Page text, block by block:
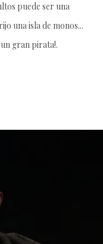
puede ser una
una isla de monos...
gran pirata!.